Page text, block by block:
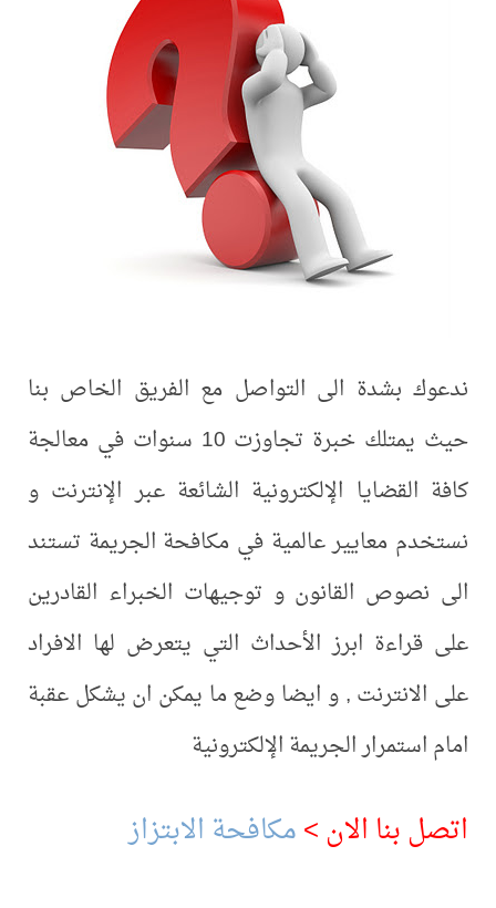
ندعوك بشدة الى التواصل مع الفريق الخاص بنا
حيث يمتلك خبرة تجاوزت 10 سنوات في معالجة
كافة القضايا الإلكترونية الشائعة عبر الإنترنت و
نستخدم معايير عالمية في مكافحة الجريمة تستند
الى نصوص القانون و توجيهات الخبراء القادرين
على قراءة ابرز الأحداث التي يتعرض لها الافراد
على الانترنت , و ايضا وضع ما يمكن ان يشكل عقبة
امام استمرار الجريمة الإلكترونية
اتصل بنا الان >مكافحة الابتزاز